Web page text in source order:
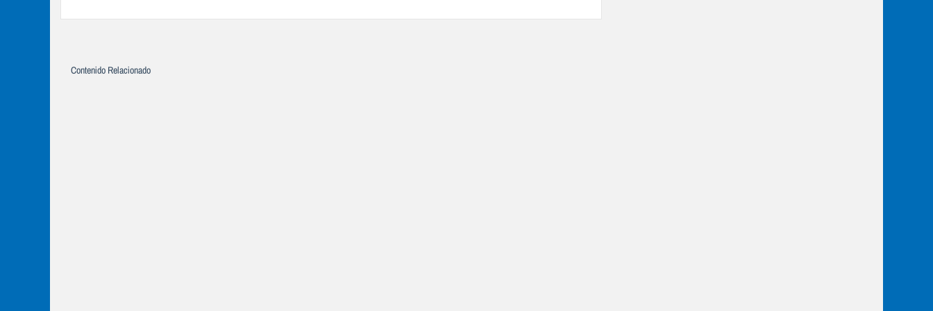
Contenido Relacionado